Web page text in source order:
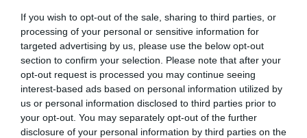
If you wish to opt-out of the sale, sharing to third parties, or
processing of your personal or sensitive information for
targeted advertising by us, please use the below opt-out
section to confirm your selection. Please note that after your
opt-out request is processed you may continue seeing
interest-based ads based on personal information utilized by
us or personal information disclosed to third parties prior to
your opt-out. You may separately opt-out of the further
disclosure of your personal information by third parties on the
ΔΟΚΙΜΙΑ - ΜΕΛΕΤΕΣ ΕΚΔΟΣΕΙΣ ΑΛΕΞΑΝΔΡΕΙΑ
Newsletter
Κάθε βδομάδα στο e-mail σας τα τελευταία νέα για
την Τέχνη και τον Πολιτισμό!